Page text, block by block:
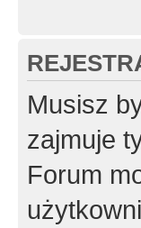
Musisz
zajmuje
Forum